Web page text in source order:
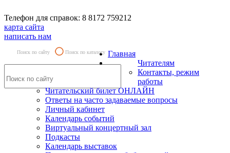
Телефон для справок: 8 8172 759212
карта сайта
написать нам
Поиск по сайту Поиск по каталогу Главная
Читателям
Контакты, режим
работы
Читательский билет ОНЛАЙН
Ответы на часто задаваемые вопросы
Личный кабинет
Календарь событий
Виртуальный концертный зал
Подкасты
Календарь выставок